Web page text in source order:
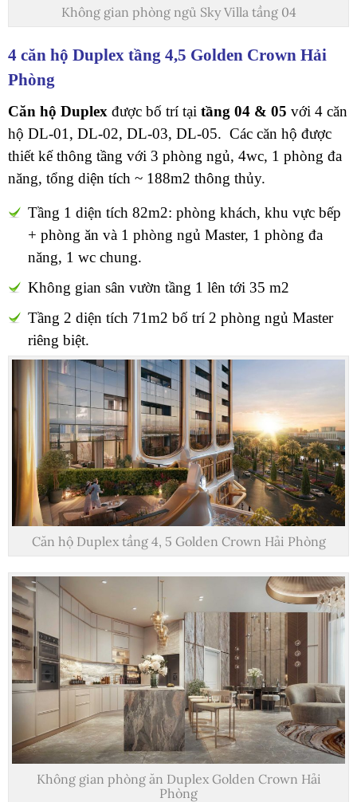
Không gian phòng ngủ Sky Villa tầng 04
4 căn hộ Duplex tầng 4,5 Golden Crown Hải
Phòng
Căn hộ Duplex được bố trí tại tầng 04 & 05 với 4 căn
hộ DL-01, DL-02, DL-03, DL-05. Các căn hộ được
thiết kế thông tầng với 3 phòng ngủ, 4wc, 1 phòng đa
năng, tổng diện tích ~ 188m2 thông thủy.
Tầng 1 diện tích 82m2: phòng khách, khu vực bếp
+ phòng ăn và 1 phòng ngủ Master, 1 phòng đa
năng, 1 wc chung.
Không gian sân vườn tầng 1 lên tới 35 m2
Tầng 2 diện tích 71m2 bố trí 2 phòng ngủ Master
riêng biệt.
Căn hộ Duplex tầng 4, 5 Golden Crown Hải Phòng
Không gian phòng ăn Duplex Golden Crown Hải
Phòng